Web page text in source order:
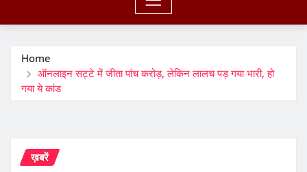
Home
ऑनलाइन सट्टे में जीता पांच करोड़, लेकिन लालच पड़ गया भारी, हो
गया ये कांड
ख़बरें